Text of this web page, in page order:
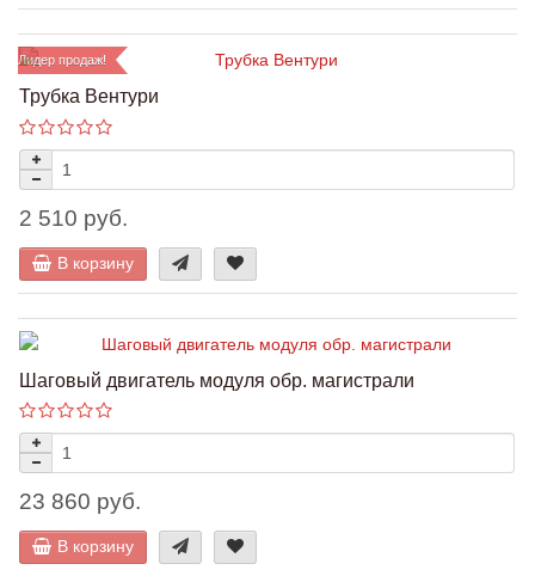
Лидер продаж!
Трубка Вентури
2 510 руб.
В корзину
Шаговый двигатель модуля обр. магистрали
23 860 руб.
В корзину